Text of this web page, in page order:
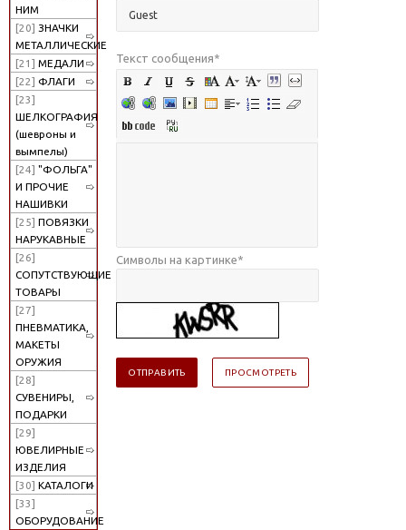
НИМ
[20] ЗНАЧКИ
МЕТАЛЛИЧЕСКИЕ
[21] МЕДАЛИ
[22] ФЛАГИ
[23]
ШЕЛКОГРАФИЯ
(шевроны и
вымпелы)
[24] "ФОЛЬГА"
И ПРОЧИЕ
НАШИВКИ
[25] ПОВЯЗКИ
НАРУКАВНЫЕ
[26]
СОПУТСТВУЮЩИЕ
ТОВАРЫ
[27]
ПНЕВМАТИКА,
МАКЕТЫ
ОРУЖИЯ
[28]
СУВЕНИРЫ,
ПОДАРКИ
[29]
ЮВЕЛИРНЫЕ
ИЗДЕЛИЯ
[30] КАТАЛОГИ
[33]
ОБОРУДОВАНИЕ
Текст сообщения*
Символы на картинке*